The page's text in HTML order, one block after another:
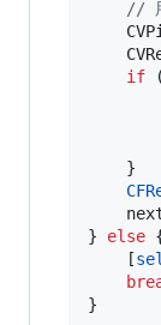
//
if
    }
} else
    [
}